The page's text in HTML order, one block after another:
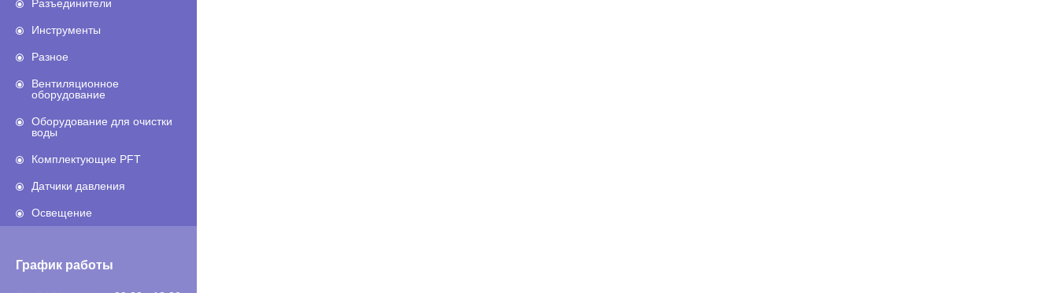
Разъединители
Инструменты
Разное
Вентиляционное
оборудование
Оборудование для очистки
воды
Комплектующие PFT
Датчики давления
Освещение
График работы